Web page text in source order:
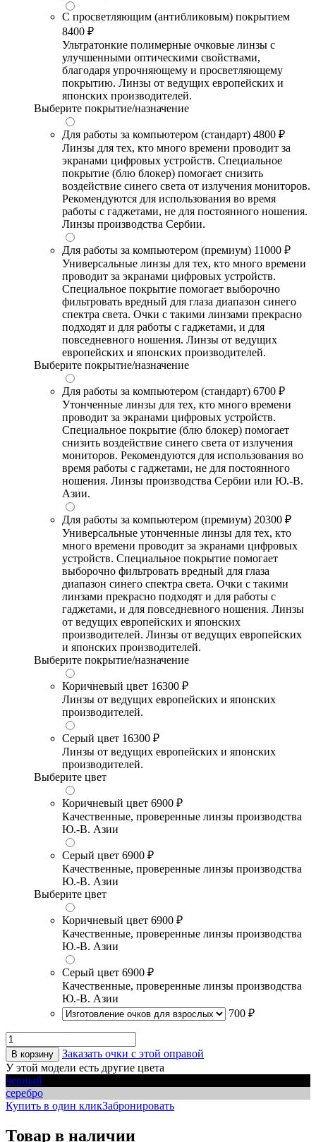
С просветляющим (антибликовым) покрытием
8400 ₽
Ультратонкие полимерные очковые линзы с
улучшенными оптическими свойствами,
благодаря упрочняющему и просветляющему
покрытию. Линзы от ведущих европейских и
японских производителей.
Выберите покрытие/назначение
Для работы за компьютером (стандарт) 4800 ₽
Линзы для тех, кто много времени проводит за
экранами цифровых устройств. Специальное
покрытие (блю блокер) помогает снизить
воздействие синего света от излучения мониторов.
Рекомендуются для использования во время
работы с гаджетами, не для постоянного ношения.
Линзы производства Сербии.
Для работы за компьютером (премиум) 11000 ₽
Универсальные линзы для тех, кто много времени
проводит за экранами цифровых устройств.
Специальное покрытие помогает выборочно
фильтровать вредный для глаза диапазон синего
спектра света. Очки с такими линзами прекрасно
подходят и для работы с гаджетами, и для
повседневного ношения. Линзы от ведущих
европейских и японских производителей.
Выберите покрытие/назначение
Для работы за компьютером (стандарт) 6700 ₽
Утонченные линзы для тех, кто много времени
проводит за экранами цифровых устройств.
Специальное покрытие (блю блокер) помогает
снизить воздействие синего света от излучения
мониторов. Рекомендуются для использования во
время работы с гаджетами, не для постоянного
ношения. Линзы производства Сербии или Ю.-В.
Азии.
Для работы за компьютером (премиум) 20300 ₽
Универсальные утонченные линзы для тех, кто
много времени проводит за экранами цифровых
устройств. Специальное покрытие помогает
выборочно фильтровать вредный для глаза
диапазон синего спектра света. Очки с такими
линзами прекрасно подходят и для работы с
гаджетами, и для повседневного ношения. Линзы
от ведущих европейских и японских
производителей. Линзы от ведущих европейских
и японских производителей.
Выберите покрытие/назначение
Коричневый цвет 16300 ₽
Линзы от ведущих европейских и японских
производителей.
Серый цвет 16300 ₽
Линзы от ведущих европейских и японских
производителей.
Выберите цвет
Коричневый цвет 6900 ₽
Качественные, проверенные линзы производства
Ю.-В. Азии
Серый цвет 6900 ₽
Качественные, проверенные линзы производства
Ю.-В. Азии
Выберите цвет
Коричневый цвет 6900 ₽
Качественные, проверенные линзы производства
Ю.-В. Азии
Серый цвет 6900 ₽
Качественные, проверенные линзы производства
Ю.-В. Азии
700 ₽
В корзину
Заказать очки с этой оправой
У этой модели есть другие цвета
черный
серебро
Купить в один кликЗабронировать
Товар в наличии